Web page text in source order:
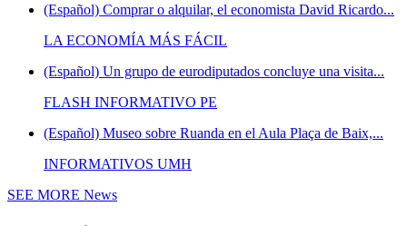
(Español) Comprar o alquilar, el economista David Ricardo...
LA ECONOMÍA MÁS FÁCIL
(Español) Un grupo de eurodiputados concluye una visita...
FLASH INFORMATIVO PE
(Español) Museo sobre Ruanda en el Aula Plaça de Baix,...
INFORMATIVOS UMH
SEE MORE News